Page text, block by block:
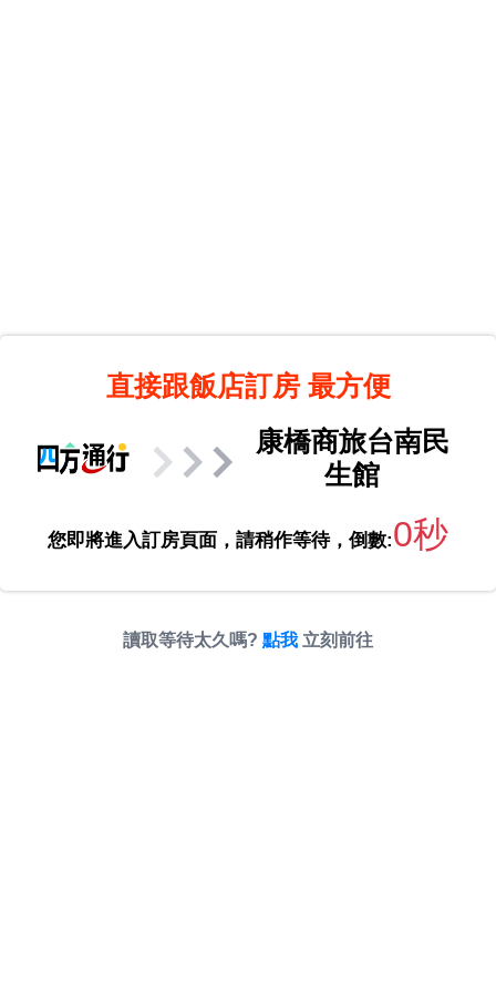
直接跟飯店訂房 最方便
康橋商旅台南民
生館
您即將進入訂房頁面，請稍作等待，倒數:0秒
讀取等待太久嗎? 點我 立刻前往